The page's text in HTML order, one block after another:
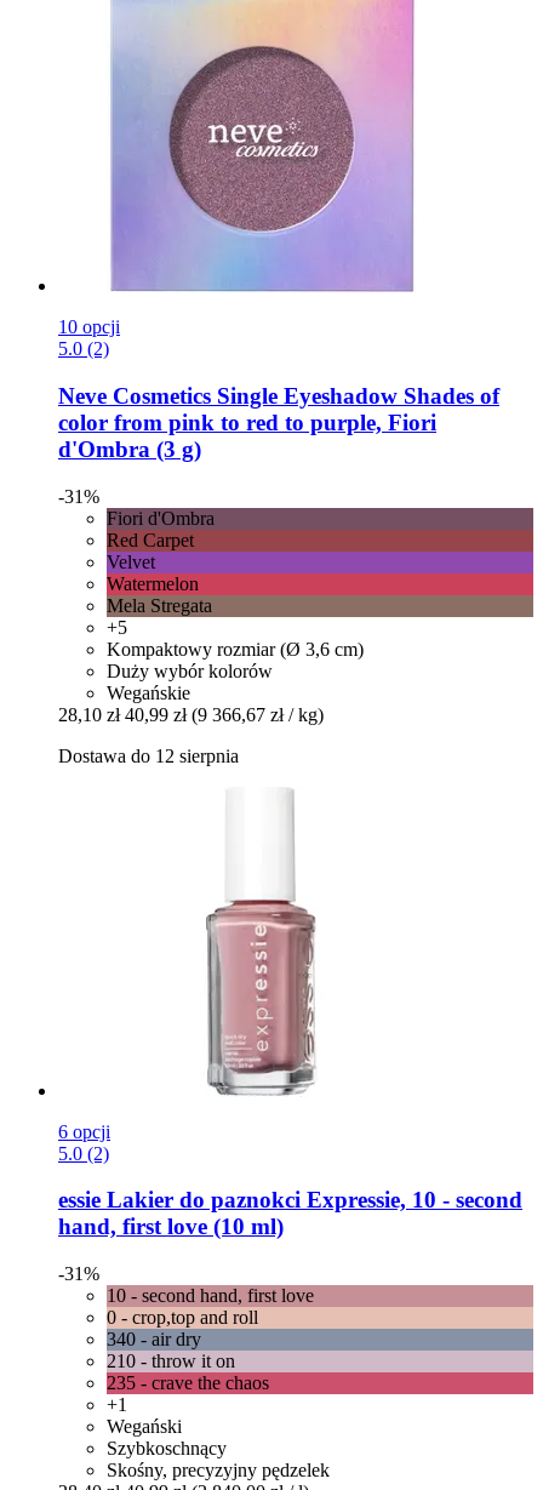
10 opcji
5.0 (2)
Neve Cosmetics Single Eyeshadow Shades of
color from pink to red to purple, Fiori
d'Ombra (3 g)
-31%
Fiori d'Ombra
Red Carpet
Velvet
Watermelon
Mela Stregata
+5
Kompaktowy rozmiar (Ø 3,6 cm)
Duży wybór kolorów
Wegańskie
28,10 zł 40,99 zł (9 366,67 zł / kg)
Dostawa do 12 sierpnia
6 opcji
5.0 (2)
essie Lakier do paznokci Expressie, 10 -​ second
hand, first love (10 ml)
-31%
10 - second hand, first love
0 - crop,top and roll
340 - air dry
210 - throw it on
235 - crave the chaos
+1
Wegański
Szybkoschnący
Skośny, precyzyjny pędzelek